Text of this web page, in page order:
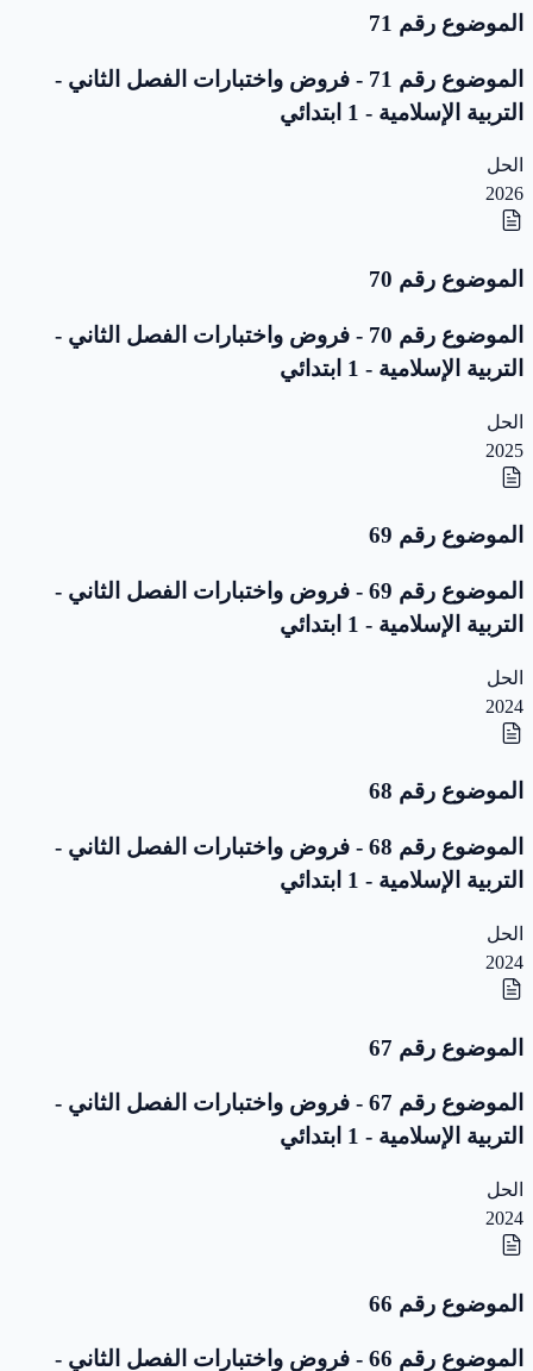
الموضوع رقم 71
الموضوع رقم 71 - فروض واختبارات الفصل الثاني -
التربية الإسلامية - 1 ابتدائي
الحل
2026
الموضوع رقم 70
الموضوع رقم 70 - فروض واختبارات الفصل الثاني -
التربية الإسلامية - 1 ابتدائي
الحل
2025
الموضوع رقم 69
الموضوع رقم 69 - فروض واختبارات الفصل الثاني -
التربية الإسلامية - 1 ابتدائي
الحل
2024
الموضوع رقم 68
الموضوع رقم 68 - فروض واختبارات الفصل الثاني -
التربية الإسلامية - 1 ابتدائي
الحل
2024
الموضوع رقم 67
الموضوع رقم 67 - فروض واختبارات الفصل الثاني -
التربية الإسلامية - 1 ابتدائي
الحل
2024
الموضوع رقم 66
الموضوع رقم 66 - فروض واختبارات الفصل الثاني -